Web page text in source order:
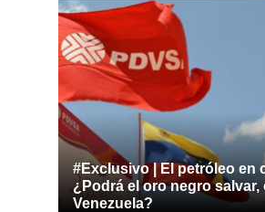
#Exclusivo | El petróleo en
¿Podrá el oro negro salvar,
Venezuela?